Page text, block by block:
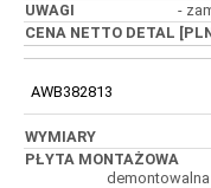
-
AWB382813